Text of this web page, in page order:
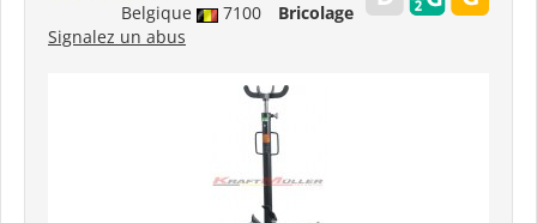
Belgique 7100
Bricolage
Signalez un abus